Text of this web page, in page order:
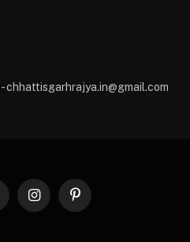
- chhattisgarhrajya.in@gmail.com
InstagramPinterest